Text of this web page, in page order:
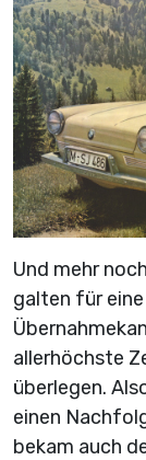
Und mehr
galten für
allerhöchste
überlegen.
einen
bekam auch